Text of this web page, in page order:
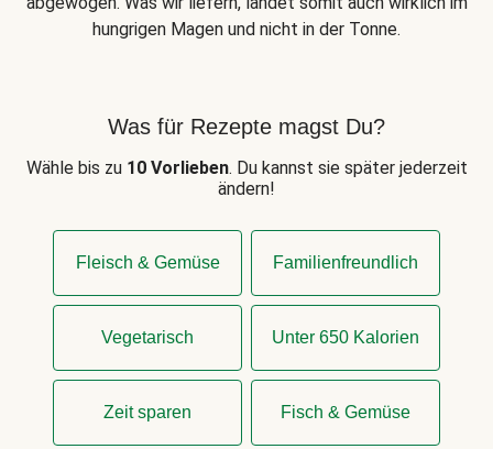
hungrigen Magen und nicht in der Tonne.
Was für Rezepte magst Du?
Wähle bis zu 10 Vorlieben. Du kannst sie später jederzeit
ändern!
Fleisch & Gemüse Familienfreundlich
Vegetarisch Unter 650 Kalorien
Zeit sparen Fisch & Gemüse